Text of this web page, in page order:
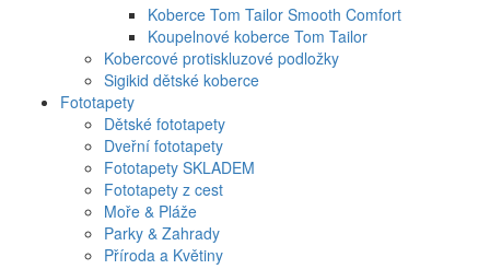
Koberce Tom Tailor Smooth Comfort
Koupelnové koberce Tom Tailor
Kobercové protiskluzové podložky
Sigikid dětské koberce
Fototapety
Dětské fototapety
Dveřní fototapety
Fototapety SKLADEM
Fototapety z cest
Moře & Pláže
Parky & Zahrady
Příroda a Květiny